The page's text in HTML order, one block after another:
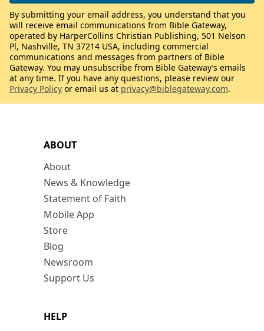
ABOUT
About
News & Knowledge
Statement of Faith
Mobile App
Store
Blog
Newsroom
Support Us
HELP
By submitting your email address, you understand that you
will receive email communications from Bible Gateway,
operated by HarperCollins Christian Publishing, 501 Nelson
Pl, Nashville, TN 37214 USA, including commercial
communications and messages from partners of Bible
Gateway. You may unsubscribe from Bible Gateway’s emails
at any time. If you have any questions, please review our
Privacy Policy or email us at privacy@biblegateway.com.